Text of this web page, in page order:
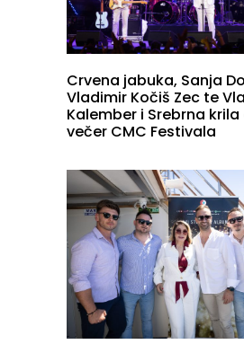
Crvena jabuka, Sanja
Vladimir Kočiš Zec te
Kalember i Srebrna
večer CMC Festivala